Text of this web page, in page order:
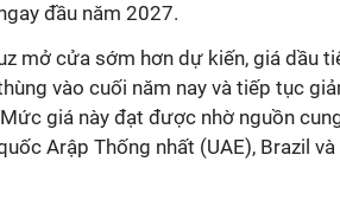
đầu năm 2027.
mở cửa sớm hơn dự kiến, giá dầu
vào cuối năm nay và tiếp tục
giá này đạt được nhờ nguồn
Arập Thống nhất (UAE), Brazil và